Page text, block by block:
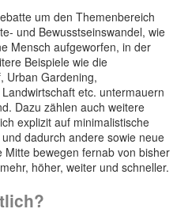
um den Themenbereich
und Bewusstseinswandel, wie
Mensch aufgeworfen, in der
Beispiele wie die
Urban Gardening,
etc. untermauern
Dazu zählen auch weitere
explizit auf minimalistische
dadurch andere sowie neue
bewegen fernab von bisher
höher, weiter und schneller.